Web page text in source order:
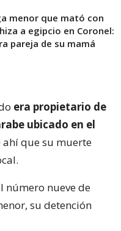
menor que mató con
a egipcio en Coronel:
pareja de su mamá
era propietario de
ubicado en el
ahí que su muerte
número nueve de
su detención